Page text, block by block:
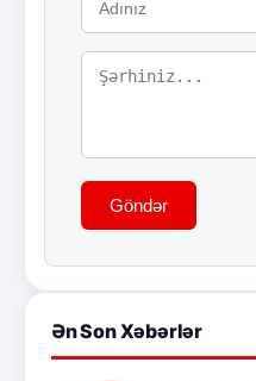
Göndər
Ən Son Xəbərlər